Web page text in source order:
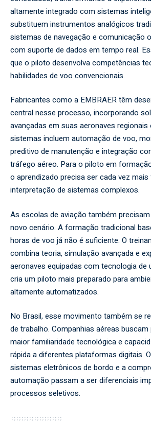
altamente integrado com sistemas
substituem instrumentos analógicos
sistemas de navegação e comunicação
com suporte de dados em tempo real.
que o piloto desenvolva competências
habilidades de voo convencionais.
Fabricantes como a EMBRAER têm
central nesse processo, incorporando
avançadas em suas aeronaves regionais
sistemas incluem automação de voo,
preditivo de manutenção e integração
tráfego aéreo. Para o piloto em
o aprendizado precisa ser cada vez
interpretação de sistemas complexos.
As escolas de aviação também
novo cenário. A formação tradicional
horas de voo já não é suficiente. O
combina teoria, simulação avançada e
aeronaves equipadas com tecnologia de
cria um piloto mais preparado para
altamente automatizados.
No Brasil, esse movimento também se
de trabalho. Companhias aéreas
maior familiaridade tecnológica e
rápida a diferentes plataformas digitais.
sistemas eletrônicos de bordo e a
automação passam a ser diferenciais
processos seletivos.